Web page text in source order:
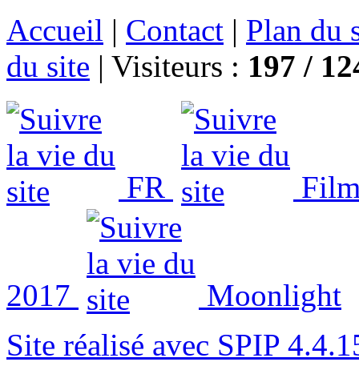
Accueil | Contact | Plan du
du site | Visiteurs : 197 /
FR
2017
Moonlight
Site réalisé avec SPIP